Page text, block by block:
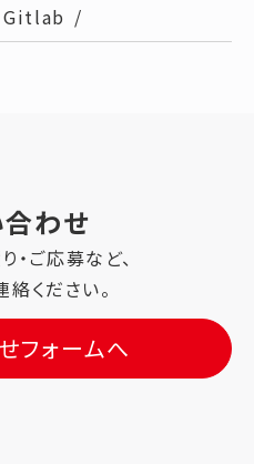
Gitlab /
わせ
・ご応募など、
ください。
フォームへ